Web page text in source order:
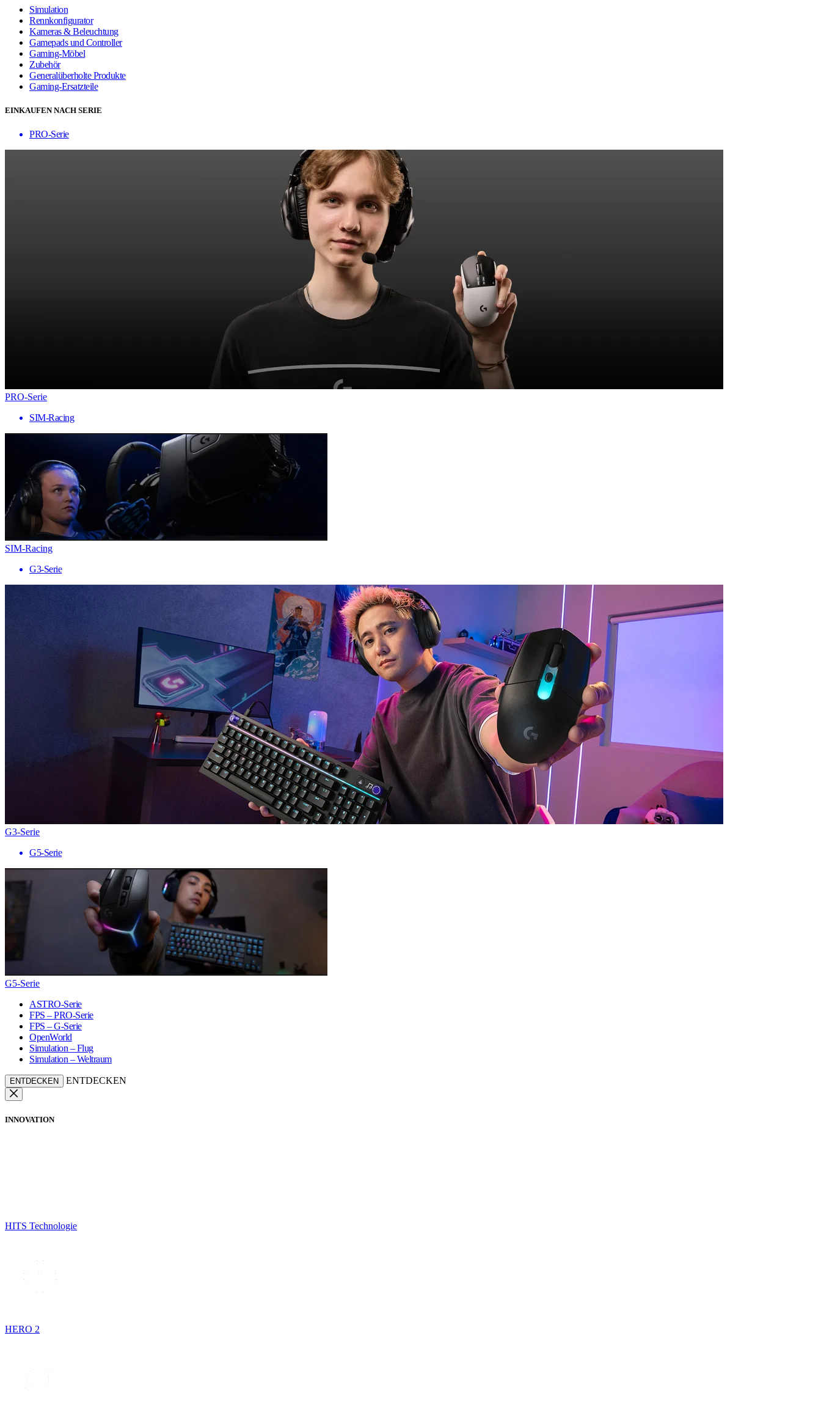
Simulation
Rennkonfigurator
Kameras & Beleuchtung
Gamepads und Controller
Gaming-Möbel
Zubehör
Generalüberholte Produkte
Gaming-Ersatzteile
EINKAUFEN NACH SERIE
PRO-Serie
PRO-Serie
SIM-Racing
SIM-Racing
G3-Serie
G3-Serie
G5-Serie
G5-Serie
ASTRO-Serie
FPS – PRO-Serie
FPS – G-Serie
OpenWorld
Simulation – Flug
Simulation – Weltraum
ENTDECKEN ENTDECKEN
INNOVATION
HITS Technologie
HERO 2